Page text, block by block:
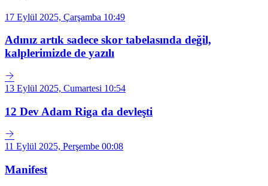
17 Eylül 2025, Çarşamba 10:49
Adınız artık sadece skor tabelasında değil,
kalplerimizde de yazılı
13 Eylül 2025, Cumartesi 10:54
12 Dev Adam Riga da devleşti
11 Eylül 2025, Perşembe 00:08
Manifest